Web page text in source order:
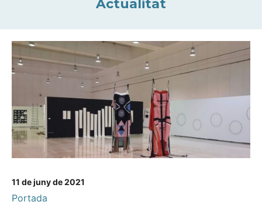
Actualitat
11 de juny de 2021
Portada